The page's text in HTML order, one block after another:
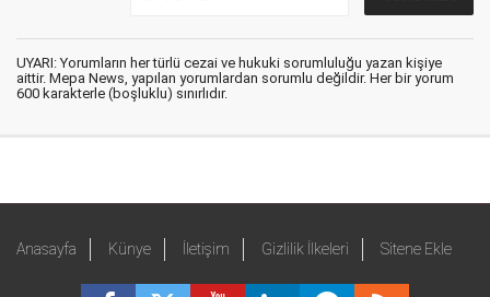
UYARI: Yorumların her türlü cezai ve hukuki sorumluluğu yazan kişiye
aittir. Mepa News, yapılan yorumlardan sorumlu değildir. Her bir yorum
600 karakterle (boşluklu) sınırlıdır.
Anasayfa Künye İletişim Gizlilik İlkeleri Sitene Ekle